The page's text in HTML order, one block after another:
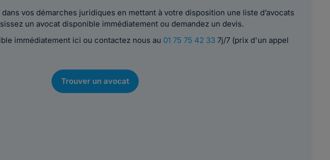
vos démarches juridiques en mettant à votre disposition une liste d’avocats
un avocat disponible immédiatement ou demandez un devis.
immédiatement ici ou contactez nous au 01 75 75 42 337j/7 (prix d'un appel
Trouver un avocat